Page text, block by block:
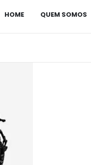
HOME QUEM SOMOS